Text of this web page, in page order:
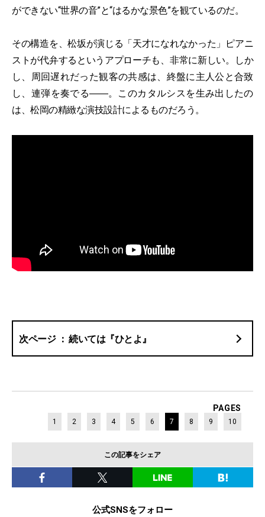
ができない“世界の音”と“はるかな景色”を観ているのだ。
その構造を、松坂が演じる「天才になれなかった」ピアニ
ストが代弁するというアプローチも、非常に新しい。しか
し、周回遅れだった観客の共感は、終盤に主人公と合致
し、連弾を奏でる――。このカタルシスを生み出したの
は、松岡の精緻な演技設計によるものだろう。
続いては『ひとよ』
PAGES
1 2 3 4 5 6 7 8 9 10
この記事をシェア
公式SNSをフォロー